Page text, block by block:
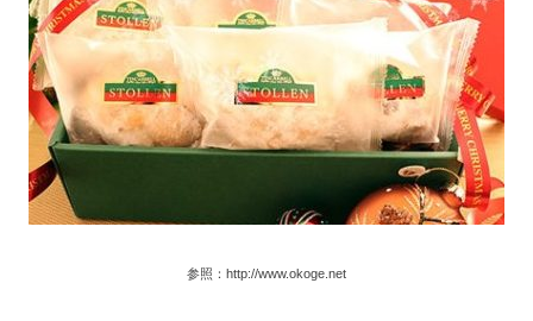
参照：http://www.okoge.net